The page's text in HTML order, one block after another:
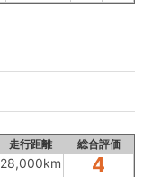
走行距離 総合評価
28,000km 4